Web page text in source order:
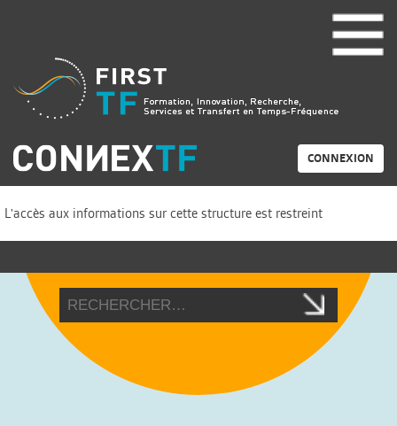
CONNEXION
L'accès aux informations sur cette structure est restreint